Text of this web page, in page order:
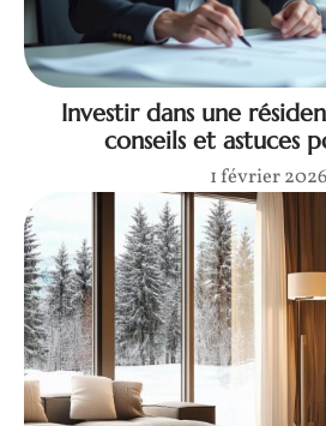
Investir dans une
conseils et astuces
1 février 2026